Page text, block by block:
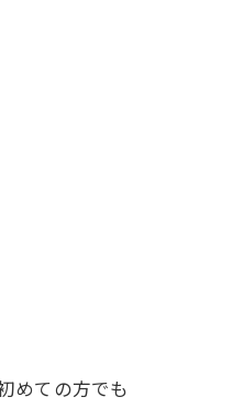
めての方でも